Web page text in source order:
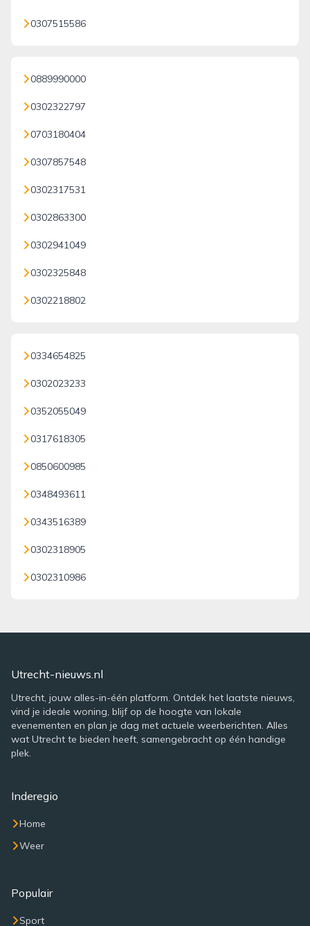
0307515586
0889990000
0302322797
0703180404
0307857548
0302317531
0302863300
0302941049
0302325848
0302218802
0334654825
0302023233
0352055049
0317618305
0850600985
0348493611
0343516389
0302318905
0302310986
Utrecht-nieuws.nl
Utrecht, jouw alles-in-één platform. Ontdek het laatste nieuws,
vind je ideale woning, blijf op de hoogte van lokale
evenementen en plan je dag met actuele weerberichten. Alles
wat Utrecht te bieden heeft, samengebracht op één handige
plek.
Inderegio
Home
Weer
Populair
Sport